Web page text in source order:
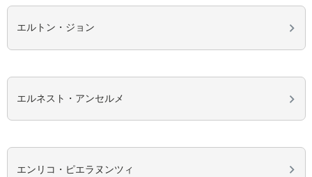
エルトン・ジョン
エルネスト・アンセルメ
エンリコ・ピエラヌンツィ